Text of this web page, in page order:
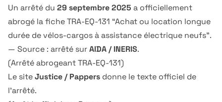
Un arrêté du 29 septembre 2025 a officiellement
abrogé la fiche TRA-EQ-131 “Achat ou location longue
durée de vélos-cargos à assistance électrique neufs”.
— Source : arrêté surAIDA / INERIS.
(Arrêté abrogeant TRA-EQ-131)
Le siteJustice / Pappers donne le texte officiel de
l’arrêté.